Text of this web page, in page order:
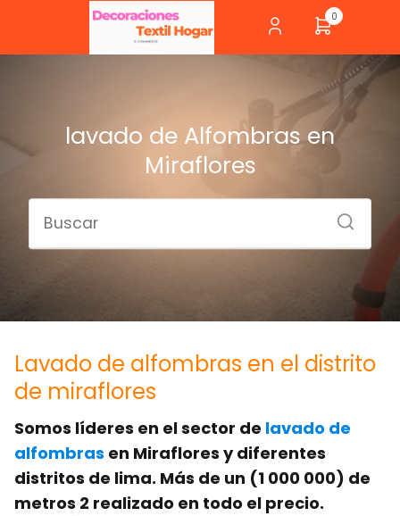
0
lavado de Alfombras en
Miraflores
Lavado de alfombras en el distrito
de miraflores
Somos líderes en el sector de lavado de
alfombras en Miraflores y diferentes
distritos de lima. Más de un (1 000 000) de
metros 2 realizado en todo el precio.